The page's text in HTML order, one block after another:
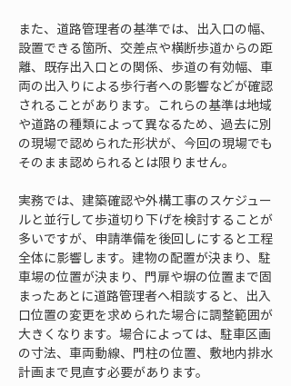
また、道路管理者の基準では、出入口の幅、
設置できる箇所、交差点や横断歩道からの距
離、既存出入口との関係、歩道の有効幅、車
両の出入りによる歩行者への影響などが確認
されることがあります。これらの基準は地域
や道路の種類によって異なるため、過去に別
の現場で認められた形状が、今回の現場でも
そのまま認められるとは限りません。
実務では、建築確認や外構工事のスケジュー
ルと並行して歩道切り下げを検討することが
多いですが、申請準備を後回しにすると工程
全体に影響します。建物の配置が決まり、駐
車場の位置が決まり、門扉や塀の位置まで固
まったあとに道路管理者へ相談すると、出入
口位置の変更を求められた場合に調整範囲が
大きくなります。場合によっては、駐車区画
の寸法、車両動線、門柱の位置、敷地内排水
計画まで見直す必要があります。